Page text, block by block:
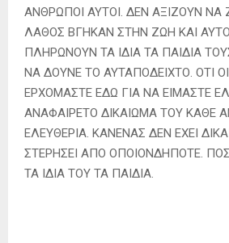
ΑΝΘΡΩΠΟΙ ΑΥΤΟΙ. ΔΕΝ ΑΞΙΖΟΥΝ ΝΑ
ΛΑΘΟΣ ΒΓΗΚΑΝ ΣΤΗΝ ΖΩΗ ΚΑΙ
ΠΛΗΡΩΝΟΥΝ ΤΑ ΙΔΙΑ ΤΑ ΠΑΙΔΙΑ
ΝΑ ΔΟΥΝΕ ΤΟ ΑΥΤΑΠΟΔΕΙΧΤΟ. ΟΤΙ
ΕΡΧΟΜΑΣΤΕ ΕΔΩ ΓΙΑ ΝΑ ΕΙΜΑΣΤΕ
ΑΝΑΦΑΙΡΕΤΟ ΔΙΚΑΙΩΜΑ ΤΟΥ ΚΑΘΕ
ΕΛΕΥΘΕΡΙΑ. ΚΑΝΕΝΑΣ ΔΕΝ ΕΧΕΙ
ΣΤΕΡΗΣΕΙ ΑΠΟ ΟΠΟΙΟΝΔΗΠΟΤΕ.
ΤΑ ΙΔΙΑ ΤΟΥ ΤΑ ΠΑΙΔΙΑ.